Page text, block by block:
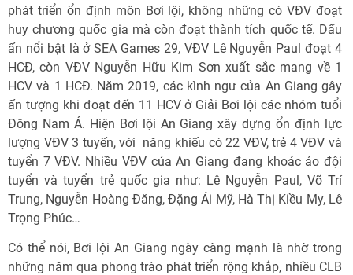
phát triển ổn định môn Bơi lội, không những có VÐV đoạt
huy chương quốc gia mà còn đoạt thành tích quốc tế. Dấu
ấn nổi bật là ở SEA Games 29, VÐV Lê Nguyễn Paul đoạt 4
HCÐ, còn VÐV Nguyễn Hữu Kim Sơn xuất sắc mang về 1
HCV và 1 HCÐ. Năm 2019, các kình ngư của An Giang gây
ấn tượng khi đoạt đến 11 HCV ở Giải Bơi lội các nhóm tuổi
Ðông Nam Á. Hiện Bơi lội An Giang xây dựng ổn định lực
lượng VÐV 3 tuyến, với năng khiếu có 22 VÐV, trẻ 4 VÐV và
tuyển 7 VÐV. Nhiều VÐV của An Giang đang khoác áo đội
tuyển và tuyển trẻ quốc gia như: Lê Nguyễn Paul, Võ Trí
Trung, Nguyễn Hoàng Ðăng, Ðặng Ái Mỹ, Hà Thị Kiều My, Lê
Trọng Phúc…
Có thể nói, Bơi lội An Giang ngày càng mạnh là nhờ trong
những năm qua phong trào phát triển rộng khắp, nhiều CLB